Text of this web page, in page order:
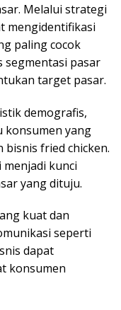
Melalui strategi
mengidentifikasi
paling cocok
segmentasi pasar
target pasar.
demografis,
konsumen yang
fried chicken.
kunci
yang dituju.
kuat dan
seperti
dapat
konsumen